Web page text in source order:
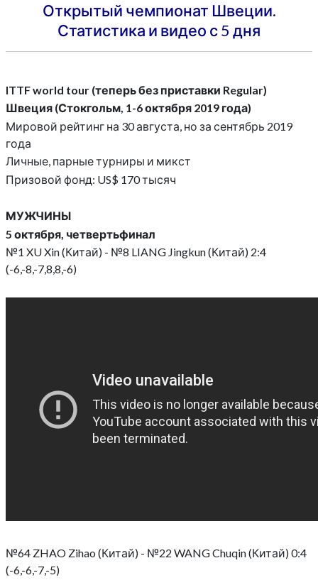
Открытый чемпионат Швеции.
Статистика и видео с 5 дня
ITTF world tour (теперь без приставки Regular)
Швеция (Стокгольм, 1-6 октября 2019 года)
Мировой рейтинг на 30 августа, но за сентябрь 2019
года
Личные, парные турниры и микст
Призовой фонд: US$ 170 тысяч
МУЖЧИНЫ
5 октября, четвертьфинал
№1 XU Xin (Китай) - №8 LIANG Jingkun (Китай) 2:4
(-6,-8,-7,8,8,-6)
№64 ZHAO Zihao (Китай) - №22 WANG Chuqin (Китай) 0:4
(-6,-6,-7,-5)